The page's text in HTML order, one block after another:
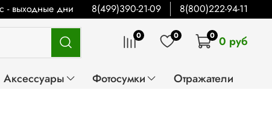
- выходные дни 8(499)390-21-09 8(800)222-94-11
0 0 0 0 руб
Аксессуары Фотосумки Отражатели